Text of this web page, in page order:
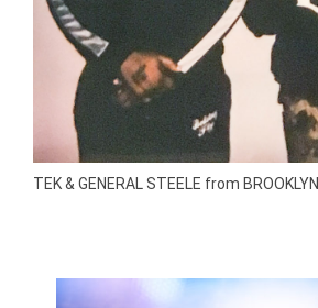
TEK & GENERAL STEELE from BROOKLYN